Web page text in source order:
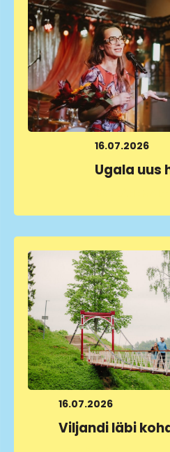
16.07.2026
Ugala uus
16.07.2026
Viljandi läbi